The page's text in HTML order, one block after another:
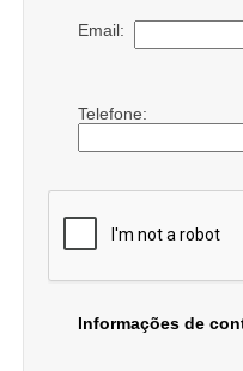
Email:
Telefone:
Informações de